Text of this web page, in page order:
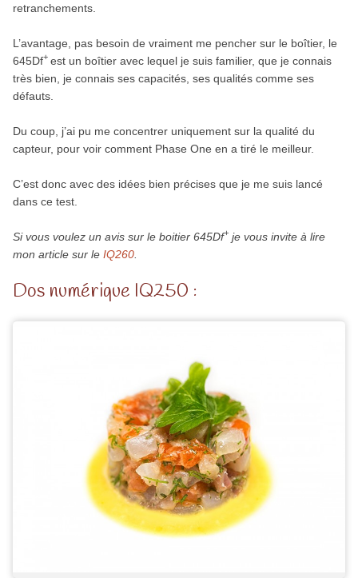
retranchements.
L’avantage, pas besoin de vraiment me pencher sur le boîtier, le
645Df+ est un boîtier avec lequel je suis familier, que je connais
très bien, je connais ses capacités, ses qualités comme ses
défauts.
Du coup, j’ai pu me concentrer uniquement sur la qualité du
capteur, pour voir comment Phase One en a tiré le meilleur.
C’est donc avec des idées bien précises que je me suis lancé
dans ce test.
Si vous voulez un avis sur le boitier 645Df+je vous invite à lire
mon article sur le IQ260.
Dos numérique IQ250 :